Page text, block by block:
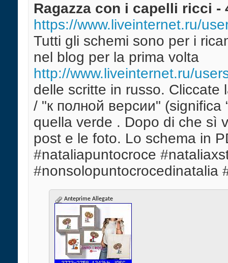
Ragazza con i capelli ricci -
https://www.liveinternet.ru/
Tutti gli schemi sono per i
nel blog per la prima volta
http://www.liveinternet.ru/
delle scritte in russo. Cliccate
/ "к полнoй версии" (significa
quella verde . Dopo di che sì
post e le foto. Lo schema in
#nataliapuntocroce
#nonsolopuntocrocedinatalia
Anteprime Allegate